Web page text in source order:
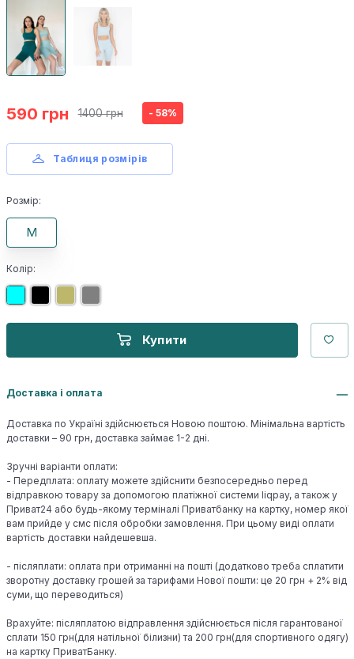
590 грн 1400 грн - 58%
Таблиця розмірів
Розмір:
M
Колір:
Купити
Доставка і оплата
Доставка по Україні здійснюється Новою поштою. Мінімальна вартість
доставки – 90 грн, доставка займає 1-2 дні.
Зручні варіанти оплати:
- Передплата: оплату можете здійснити безпосередньо перед
відправкою товару за допомогою платіжної системи liqpay, а також у
Приват24 або будь-якому терміналі Приватбанку на картку, номер якої
вам прийде у смс після обробки замовлення. При цьому виді оплати
вартість доставки найдешевша.
- післяплати: оплата при отриманні на пошті (додатково треба сплатити
зворотну доставку грошей за тарифами Нової пошти: це 20 грн + 2% від
суми, що переводиться)
Врахуйте: післяплатою відправлення здійснюється після гарантованої
сплати 150 грн(для натільної білизни) та 200 грн(для спортивного одягу)
на картку ПриватБанку.